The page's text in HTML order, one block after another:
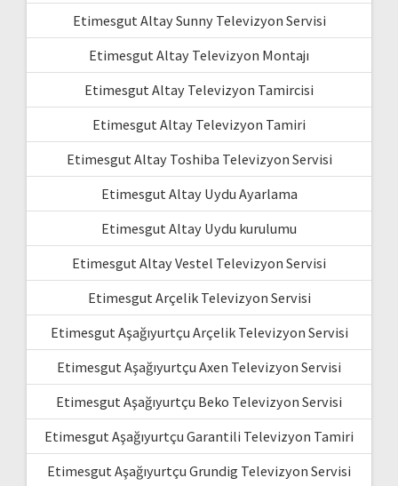
Etimesgut Altay Sunny Televizyon Servisi
Etimesgut Altay Televizyon Montajı
Etimesgut Altay Televizyon Tamircisi
Etimesgut Altay Televizyon Tamiri
Etimesgut Altay Toshiba Televizyon Servisi
Etimesgut Altay Uydu Ayarlama
Etimesgut Altay Uydu kurulumu
Etimesgut Altay Vestel Televizyon Servisi
Etimesgut Arçelik Televizyon Servisi
Etimesgut Aşağıyurtçu Arçelik Televizyon Servisi
Etimesgut Aşağıyurtçu Axen Televizyon Servisi
Etimesgut Aşağıyurtçu Beko Televizyon Servisi
Etimesgut Aşağıyurtçu Garantili Televizyon Tamiri
Etimesgut Aşağıyurtçu Grundig Televizyon Servisi